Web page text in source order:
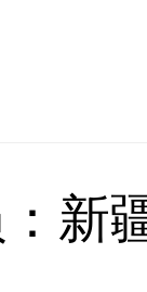
新